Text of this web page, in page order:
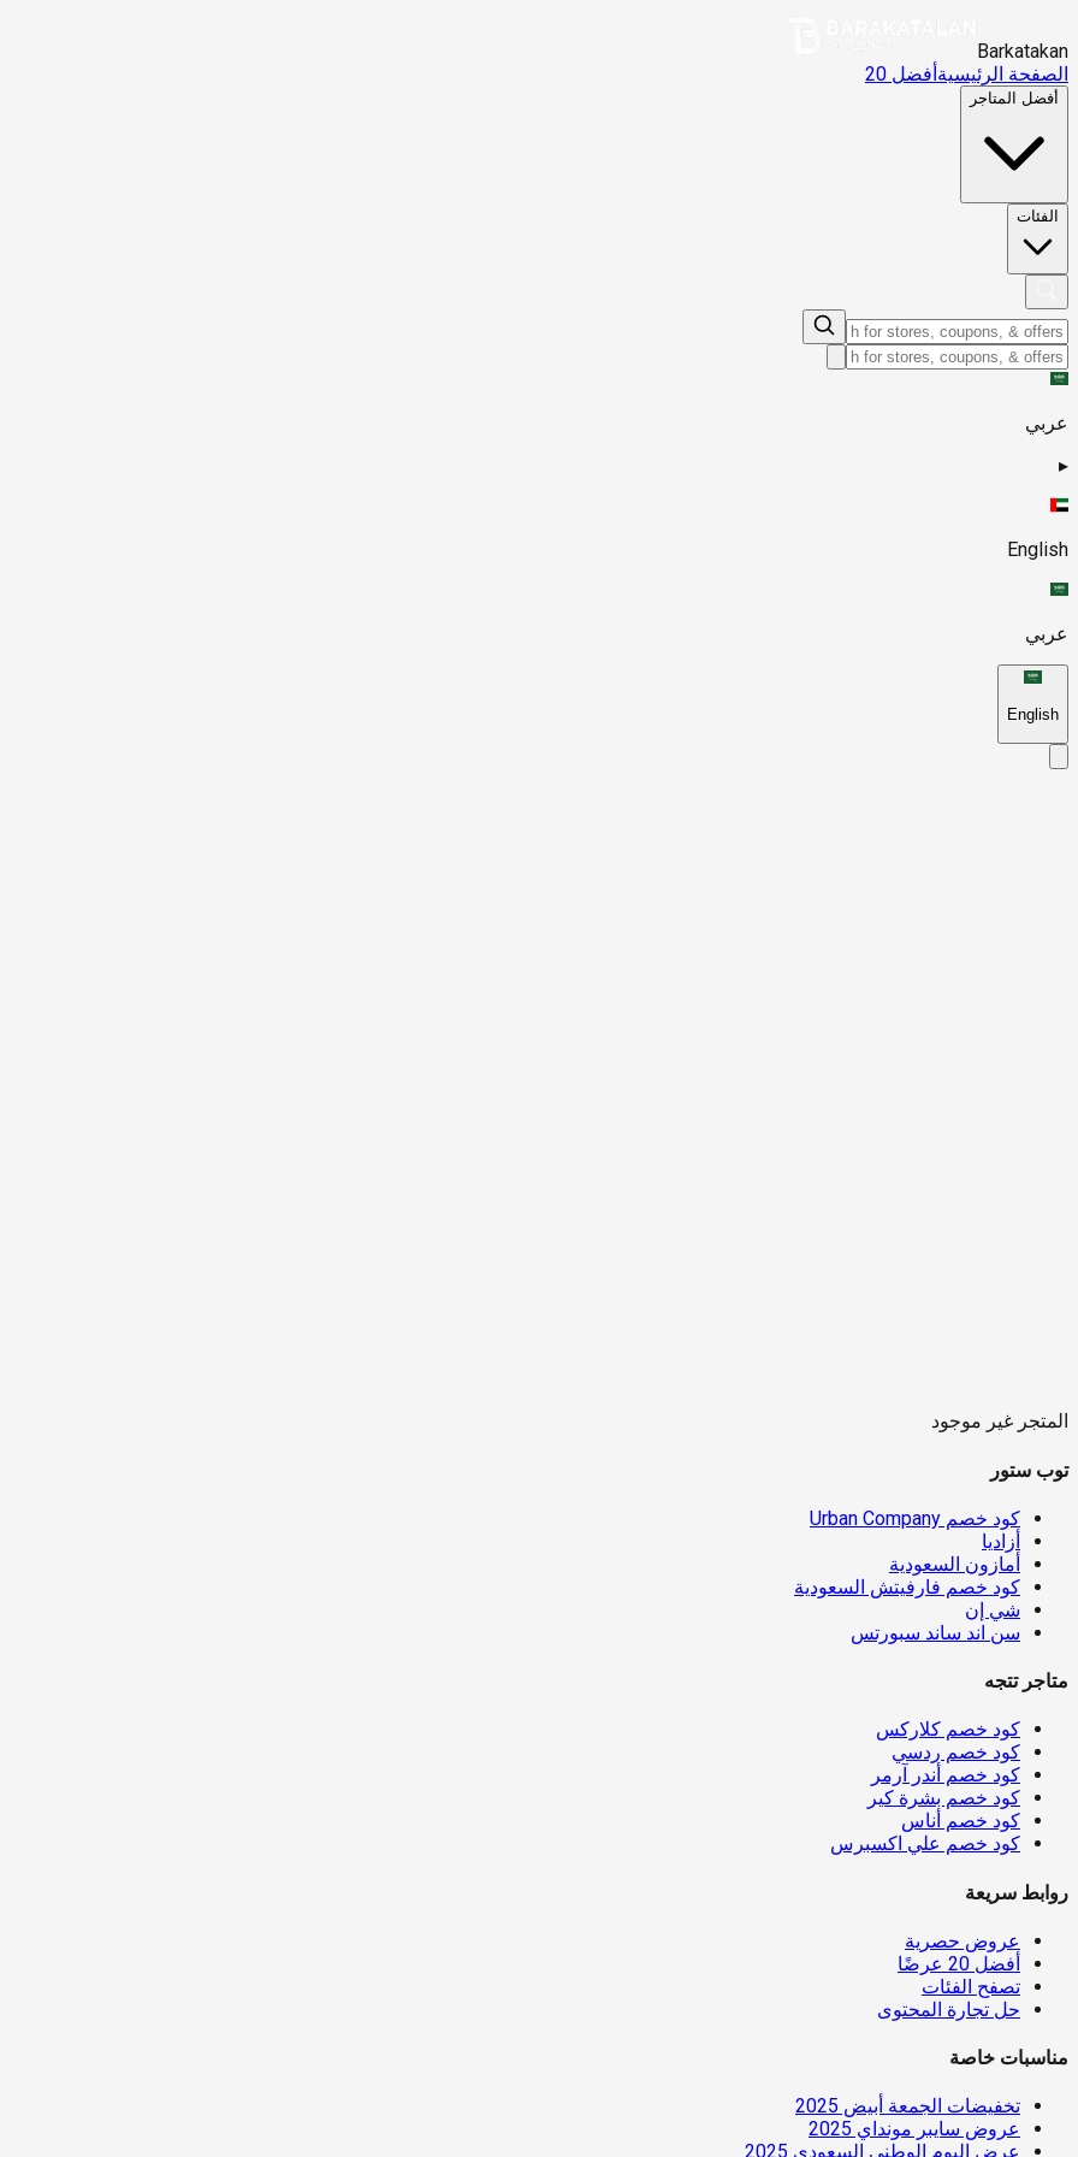
Barkatakan
الصفحة الرئيسيةأفضل 20
أفضل المتاجر
الفئات
عربي
▸
English
عربي
English
المتجر غير موجود
توب ستور
كود خصم Urban Company
أزاديا
أمازون السعودية
كود خصم فارفيتش السعودية
شي إن
سن اند ساند سبورتس
متاجر تتجه
كود خصم كلاركس
كود خصم ردسي
كود خصم أندر آرمر
كود خصم بشرة كير
كود خصم أناس
كود خصم علي اكسبرس
روابط سريعة
عروض حصرية
أفضل 20 عرضًا
تصفح الفئات
حل تجارة المحتوى
مناسبات خاصة
تخفيضات الجمعة أبيض 2025
عروض سايبر مونداي 2025
عرض اليوم الوطني السعودي 2025